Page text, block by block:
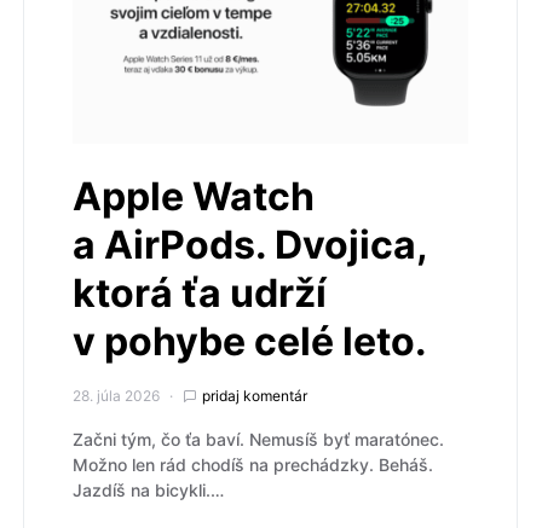
Apple Watch
a AirPods. Dvojica,
ktorá ťa udrží
v pohybe celé leto.
28. júla 2026 pridaj komentár
Začni tým, čo ťa baví. Nemusíš byť maratónec.
Možno len rád chodíš na prechádzky. Beháš.
Jazdíš na bicykli.…